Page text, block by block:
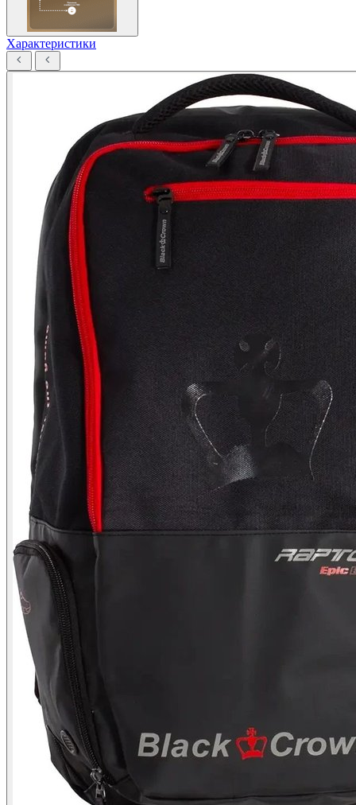
Характеристики